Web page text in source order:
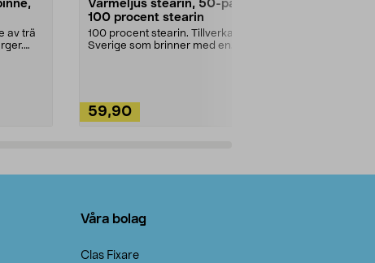
av trä
Värmeljus stearin, 50-pack,
100 procent stearin
100 procent stearin. Tillverkade i
Sverige som brinner med en
59,90
Våra bolag
Clas Fixare